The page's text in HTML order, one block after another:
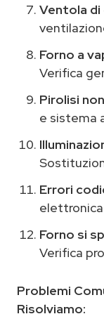
Ventola
Forno a
Verifica
Pirolisi
e sistema
Errori
Forno si
Verifica
Problemi
Risolviamo: